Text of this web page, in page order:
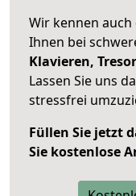
Wir kennen
Ihnen bei
Klavieren,
Lassen Sie uns
stressfrei
Füllen Sie jetzt
Sie kostenlose